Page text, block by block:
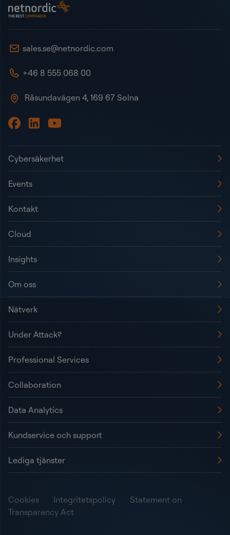
NetNordic Sweden
sales.se@netnordic.com
+46 8 555 068 00
Råsundavägen 4, 169 67 Solna
Cybersäkerhet
Events
Kontakt
Cloud
Insights
Om oss
Nätverk
Under Attack?
Professional Services
Collaboration
Data Analytics
Kundservice och support
Lediga tjänster
Cookies Integritetspolicy
Statement on
Transparency Act